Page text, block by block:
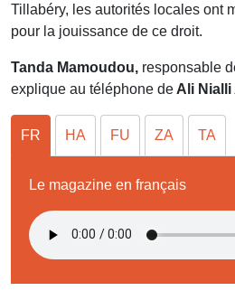
Tillabéry, les autorités locales ont
pour la jouissance de ce droit.
Tanda Mamoudou, responsable
explique au téléphone de Ali
FR HA FU ZA TA
Le magazine en français